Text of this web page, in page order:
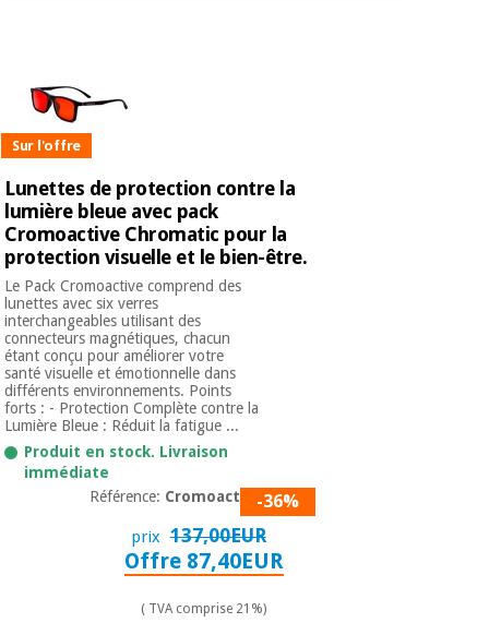
Outlet
Académie
Tech
Fisaude
traditionnelle
chinoise
clinique
Armoires
thérapeutiques
Matériel de
protection
essentiel
pour les
coronavirus
Aérobic,
fitness
Offres
Outlet
Académie
Tech
Fisaude
équipement
médical
Médecine
traditionnelle
chinoise
Mobilier
clinique
Armoires
thérapeutiques
Sur l'offre
Lunettes de protection contre la
lumière bleue avec pack
Cromoactive Chromatic pour la
protection visuelle et le bien-être.
Le Pack Cromoactive comprend des
lunettes avec six verres
interchangeables utilisant des
connecteurs magnétiques, chacun
étant conçu pour améliorer votre
santé visuelle et émotionnelle dans
différents environnements. Points
forts : - Protection Complète contre la
Lumière Bleue : Réduit la fatigue ...
Produit en stock. Livraison
immédiate
Référence: Cromoactive-36%
prix 137,00EUR
Offre 87,40EUR
( TVA comprise 21%)